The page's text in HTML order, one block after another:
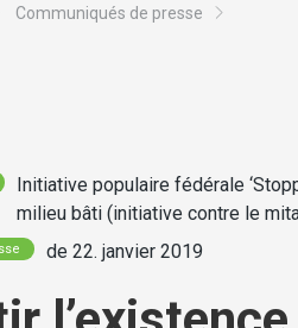
Communiqués de presse
Initiative populaire fédérale
milieu bâti (initiative contre le
de 22. janvier 2019